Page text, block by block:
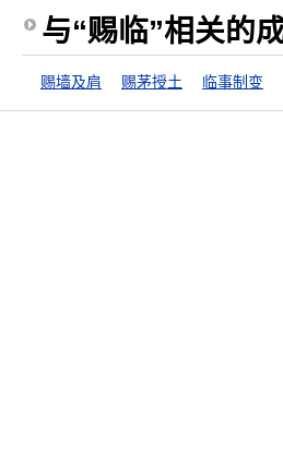
与“赐临”相关的
赐墙及肩 赐茅授土 临事制变